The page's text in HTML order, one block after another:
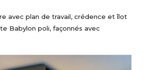
avec plan de travail, crédence et îlot
Babylon poli, façonnés avec